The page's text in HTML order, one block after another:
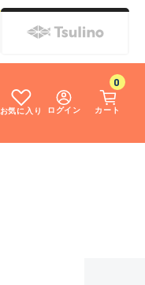
お気に入り ログイン カート
0